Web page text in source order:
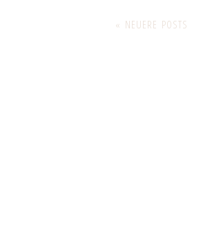
« NEUERE POSTS